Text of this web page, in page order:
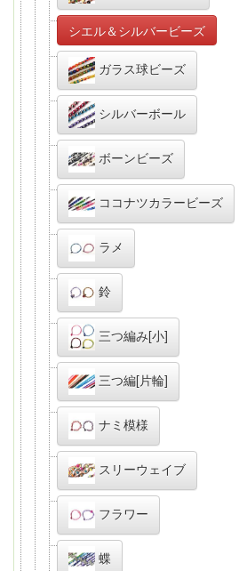
シエル＆シルバービーズ
ガラス球ビーズ
シルバーボール
ボーンビーズ
ココナツカラービーズ
ラメ
鈴
三つ編み[小]
三つ編[片輪]
ナミ模様
スリーウェイブ
フラワー
蝶